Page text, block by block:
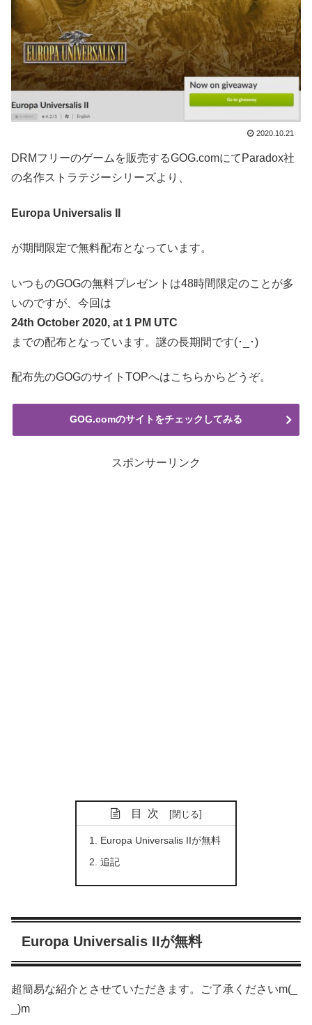
2020.10.21
DRMフリーのゲームを販売するGOG.comにてParadox社
の名作ストラテジーシリーズより、
Europa Universalis II
が期間限定で無料配布となっています。
いつものGOGの無料プレゼントは48時間限定のことが多
いのですが、今回は
24th October 2020, at 1 PM UTC
までの配布となっています。謎の長期間です(･_･)
配布先のGOGのサイトTOPへはこちらからどうぞ。
GOG.comのサイトをチェックしてみる
スポンサーリンク
目次
Europa Universalis IIが無料
追記
Europa Universalis IIが無料
超簡易な紹介とさせていただきます。ご了承くださいm(_
_)m